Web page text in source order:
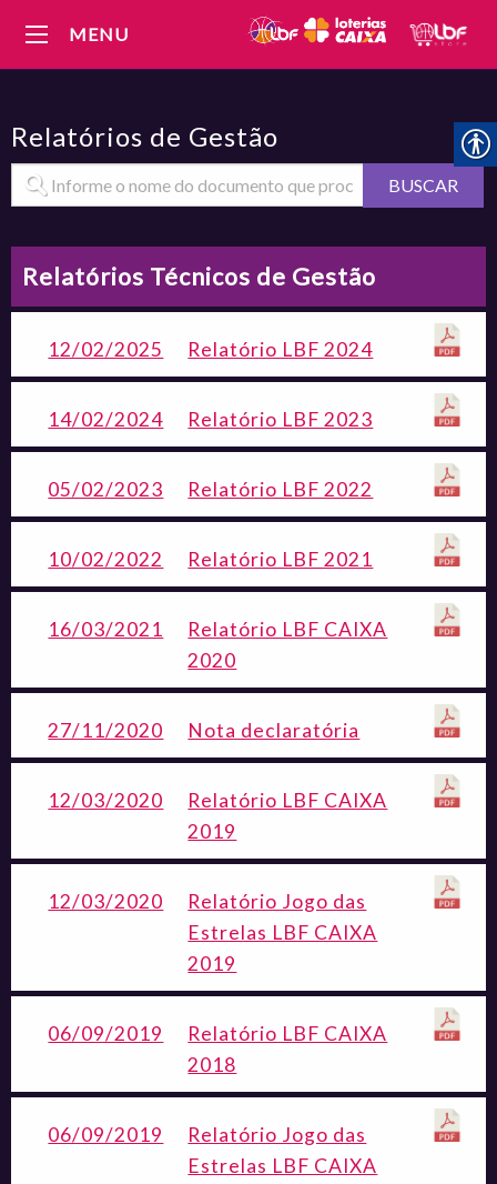
MENU
Relatórios de Gestão
BUSCAR
Relatórios Técnicos de Gestão
12/02/2025 Relatório LBF 2024
14/02/2024 Relatório LBF 2023
05/02/2023 Relatório LBF 2022
10/02/2022 Relatório LBF 2021
16/03/2021
Relatório LBF CAIXA
2020
27/11/2020 Nota declaratória
12/03/2020
Relatório LBF CAIXA
2019
12/03/2020
Relatório Jogo das
Estrelas LBF CAIXA
2019
06/09/2019
Relatório LBF CAIXA
2018
06/09/2019
Relatório Jogo das
Estrelas LBF CAIXA